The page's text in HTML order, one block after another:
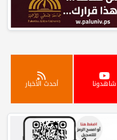
شاهدونا أحدث الأخبار